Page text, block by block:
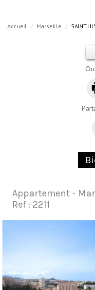
Accueil Marseille SAINT
Appartement -
Ref : 2211